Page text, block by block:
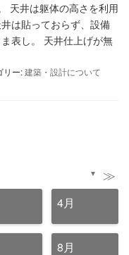
天井は躯体の高さを利用
は貼っておらず、設備
表し。 天井仕上げが無
リー:建築・設計について
▼ ≫
4月
8月